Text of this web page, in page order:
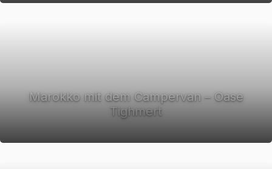
Marokko mit dem Campervan – Oase
Tighmert